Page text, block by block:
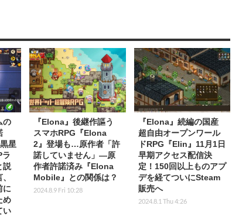
の
星
説
に
め
い
『Elona』後継作謳う
スマホRPG『Elona
2』登場も…原作者「許
諾していません」―原
作者許諾済み『Elona
Mobile』との関係は？
2024.8.9 Fri 10:28
『Elona』続編の国産
超自由オープンワール
ドRPG『Elin』11月1日
早期アクセス配信決
定！150回以上ものアプ
デを経てついにSteam
販売へ
2024.8.1 Thu 4:26